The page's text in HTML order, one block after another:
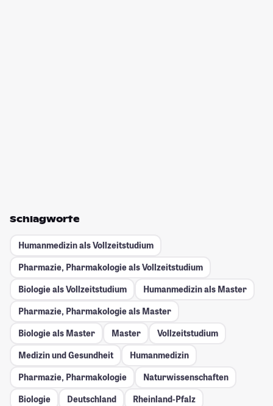
Schlagworte
Humanmedizin als Vollzeitstudium
Pharmazie, Pharmakologie als Vollzeitstudium
Biologie als Vollzeitstudium
Humanmedizin als Master
Pharmazie, Pharmakologie als Master
Biologie als Master
Master
Vollzeitstudium
Medizin und Gesundheit
Humanmedizin
Pharmazie, Pharmakologie
Naturwissenschaften
Biologie
Deutschland
Rheinland-Pfalz